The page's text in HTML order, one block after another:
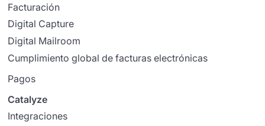
Facturación
Digital Capture
Digital Mailroom
Cumplimiento global de facturas electrónicas
Pagos
Catalyze
Integraciones